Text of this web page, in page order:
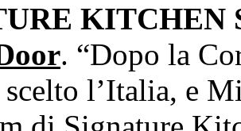
KITCHEN
. “Dopo la
l’Italia, e